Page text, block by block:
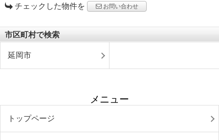
チェックした物件を お問い合わせ
市区町村で検索
延岡市
メニュー
トップページ